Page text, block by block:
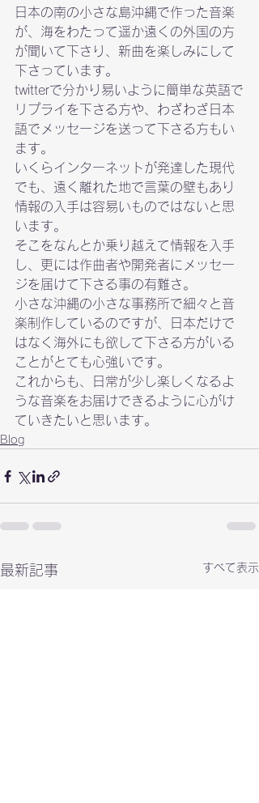
日本の南の小さな島沖縄で作った音楽
が、海をわたって遥か遠くの外国の方
が聞いて下さり、新曲を楽しみにして
下さっています。
twitterで分かり易いように簡単な英語で
リプライを下さる方や、わざわざ日本
語でメッセージを送って下さる方もい
ます。
いくらインターネットが発達した現代
でも、遠く離れた地で言葉の壁もあり
情報の入手は容易いものではないと思
います。
そこをなんとか乗り越えて情報を入手
し、更には作曲者や開発者にメッセー
ジを届けて下さる事の有難さ。
小さな沖縄の小さな事務所で細々と音
楽制作しているのですが、日本だけで
はなく海外にも欲して下さる方がいる
ことがとても心強いです。
これからも、日常が少し楽しくなるよ
うな音楽をお届けできるように心がけ
ていきたいと思います。
Blog
最新記事 すべて表示